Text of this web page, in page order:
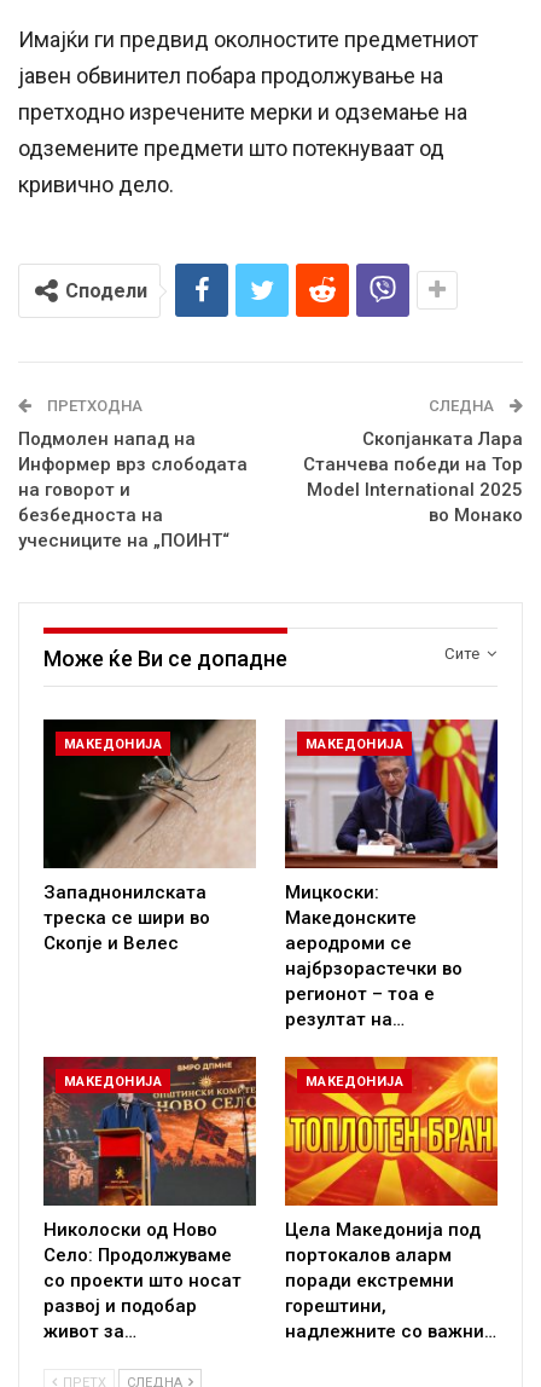
Имајќи ги предвид околностите предметниот
јавен обвинител побара продолжување на
претходно изречените мерки и одземање на
одземените предмети што потекнуваат од
кривично дело.
Сподели
ПРЕТХОДНА
Подмолен напад на
Информер врз слободата
на говорот и
безбедноста на
учесниците на „ПОИНТ“
СЛЕДНА
Скопјанката Лара
Станчева победи на Top
Model International 2025
во Монако
Сите
Може ќе Ви се допадне
МАКЕДОНИЈА
Западнонилската
треска се шири во
Скопје и Велес
МАКЕДОНИЈА
Мицкоски:
Македонските
аеродроми се
најбрзорастечки во
регионот – тоа е
резултат на…
МАКЕДОНИЈА
Николоски од Ново
Село: Продолжуваме
со проекти што носат
развој и подобар
живот за…
МАКЕДОНИЈА
Цела Македонија под
портокалов аларм
поради екстремни
горештини,
надлежните со важни…
ПРЕТХ СЛЕДНА